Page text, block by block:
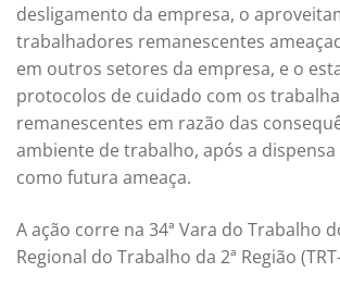
desligamento da empresa, o
trabalhadores remanescentes
em outros setores da empresa, e o
protocolos de cuidado com os
remanescentes em razão das
ambiente de trabalho, após a dispensa
como futura ameaça.
A ação corre na 34ª Vara do Trabalho
Regional do Trabalho da 2ª Região